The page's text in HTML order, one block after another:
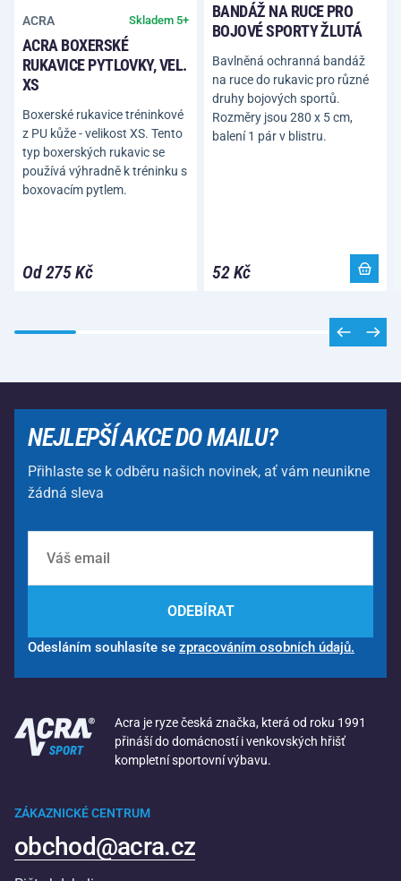
ACRA Skladem 5+
ACRA BOXERSKÉ
RUKAVICE PYTLOVKY, VEL.
XS
Boxerské rukavice tréninkové
z PU kůže - velikost XS. Tento
typ boxerských rukavic se
používá výhradně k tréninku s
boxovacím pytlem.
Od 275 Kč
BANDÁŽ NA RUCE PRO
BOJOVÉ SPORTY ŽLUTÁ
Bavlněná ochranná bandáž
na ruce do rukavic pro různé
druhy bojových sportů.
Rozměry jsou 280 x 5 cm,
balení 1 pár v blistru.
52 Kč
NEJLEPŠÍ AKCE DO MAILU?
Přihlaste se k odběru našich novinek, ať vám neunikne
žádná sleva
ODEBÍRAT
Odesláním souhlasíte se zpracováním osobních údajů.
Acra je ryze česká značka, která od roku 1991
přináší do domácností i venkovských hřišť
kompletní sportovní výbavu.
ZÁKAZNICKÉ CENTRUM
obchod@acra.cz